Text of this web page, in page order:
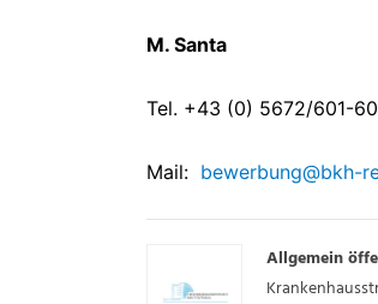
M. Santa
Tel. +43 (0) 5672/601-
Mail: bewerbung@bkh-
Allgemein